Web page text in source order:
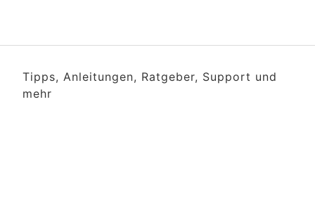
Tipps, Anleitungen, Ratgeber, Support und
mehr